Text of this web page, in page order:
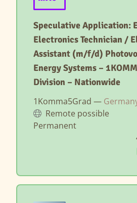
Speculative Application:
Electronics Technician /
Assistant (m/f/d)
Energy Systems –
Division – Nationwide
1Komma5Grad —
Remote possible
Permanent